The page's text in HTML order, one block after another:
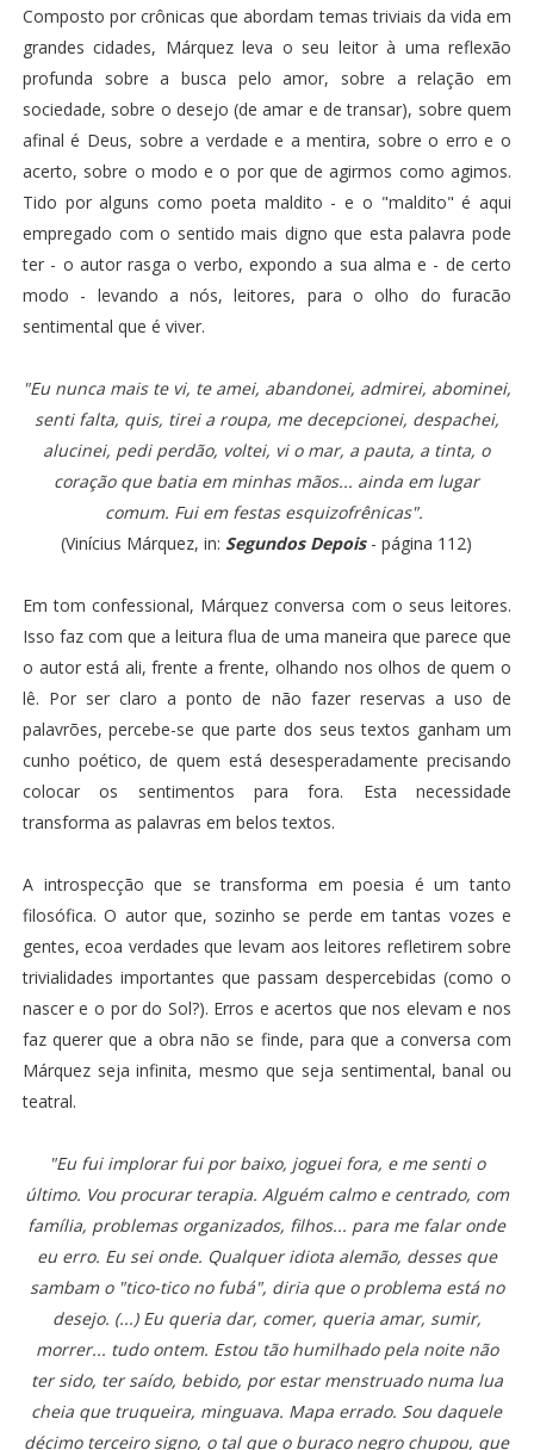
Composto por crônicas que abordam temas triviais da vida em
grandes cidades, Márquez leva o seu leitor à uma reflexão
profunda sobre a busca pelo amor, sobre a relação em
sociedade, sobre o desejo (de amar e de transar), sobre quem
afinal é Deus, sobre a verdade e a mentira, sobre o erro e o
acerto, sobre o modo e o por que de agirmos como agimos.
Tido por alguns como poeta maldito - e o "maldito" é aqui
empregado com o sentido mais digno que esta palavra pode
ter - o autor rasga o verbo, expondo a sua alma e - de certo
modo - levando a nós, leitores, para o olho do furacão
sentimental que é viver.
"Eu nunca mais te vi, te amei, abandonei, admirei, abominei,
senti falta, quis, tirei a roupa, me decepcionei, despachei,
alucinei, pedi perdão, voltei, vi o mar, a pauta, a tinta, o
coração que batia em minhas mãos... ainda em lugar
comum. Fui em festas esquizofrênicas".
(Vinícius Márquez, in: Segundos Depois- página 112)
Em tom confessional, Márquez conversa com o seus leitores.
Isso faz com que a leitura flua de uma maneira que parece que
o autor está ali, frente a frente, olhando nos olhos de quem o
lê. Por ser claro a ponto de não fazer reservas a uso de
palavrões, percebe-se que parte dos seus textos ganham um
cunho poético, de quem está desesperadamente precisando
colocar os sentimentos para fora. Esta necessidade
transforma as palavras em belos textos.
A introspecção que se transforma em poesia é um tanto
filosófica. O autor que, sozinho se perde em tantas vozes e
gentes, ecoa verdades que levam aos leitores refletirem sobre
trivialidades importantes que passam despercebidas (como o
nascer e o por do Sol?). Erros e acertos que nos elevam e nos
faz querer que a obra não se finde, para que a conversa com
Márquez seja infinita, mesmo que seja sentimental, banal ou
teatral.
"Eu fui implorar fui por baixo, joguei fora, e me senti o
último. Vou procurar terapia. Alguém calmo e centrado, com
família, problemas organizados, filhos... para me falar onde
eu erro. Eu sei onde. Qualquer idiota alemão, desses que
sambam o "tico-tico no fubá", diria que o problema está no
desejo. (...) Eu queria dar, comer, queria amar, sumir,
morrer... tudo ontem. Estou tão humilhado pela noite não
ter sido, ter saído, bebido, por estar menstruado numa lua
cheia que truqueira, minguava. Mapa errado. Sou daquele
décimo terceiro signo, o tal que o buraco negro chupou, que